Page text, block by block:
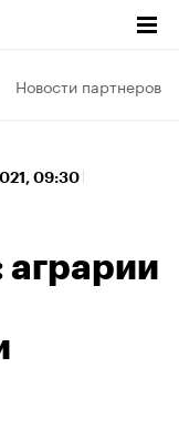
Новости партнеров
09:30
аграрии